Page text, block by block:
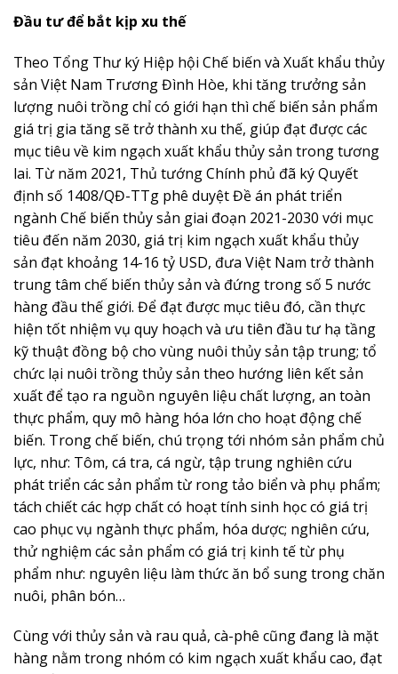
Đầu tư để bắt kịp xu thế
Theo Tổng Thư ký Hiệp hội Chế biến và Xuất khẩu thủy
sản Việt Nam Trương Đình Hòe, khi tăng trưởng sản
lượng nuôi trồng chỉ có giới hạn thì chế biến sản phẩm
giá trị gia tăng sẽ trở thành xu thế, giúp đạt được các
mục tiêu về kim ngạch xuất khẩu thủy sản trong tương
lai. Từ năm 2021, Thủ tướng Chính phủ đã ký Quyết
định số 1408/QĐ-TTg phê duyệt Đề án phát triển
ngành Chế biến thủy sản giai đoạn 2021-2030 với mục
tiêu đến năm 2030, giá trị kim ngạch xuất khẩu thủy
sản đạt khoảng 14-16 tỷ USD, đưa Việt Nam trở thành
trung tâm chế biến thủy sản và đứng trong số 5 nước
hàng đầu thế giới. Để đạt được mục tiêu đó, cần thực
hiện tốt nhiệm vụ quy hoạch và ưu tiên đầu tư hạ tầng
kỹ thuật đồng bộ cho vùng nuôi thủy sản tập trung; tổ
chức lại nuôi trồng thủy sản theo hướng liên kết sản
xuất để tạo ra nguồn nguyên liệu chất lượng, an toàn
thực phẩm, quy mô hàng hóa lớn cho hoạt động chế
biến. Trong chế biến, chú trọng tới nhóm sản phẩm chủ
lực, như: Tôm, cá tra, cá ngừ, tập trung nghiên cứu
phát triển các sản phẩm từ rong tảo biển và phụ phẩm;
tách chiết các hợp chất có hoạt tính sinh học có giá trị
cao phục vụ ngành thực phẩm, hóa dược; nghiên cứu,
thử nghiệm các sản phẩm có giá trị kinh tế từ phụ
phẩm như: nguyên liệu làm thức ăn bổ sung trong chăn
nuôi, phân bón…
Cùng với thủy sản và rau quả, cà-phê cũng đang là mặt
hàng nằm trong nhóm có kim ngạch xuất khẩu cao, đạt